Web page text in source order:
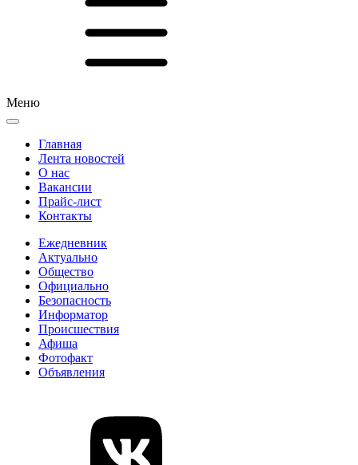
Меню
Главная
Лента новостей
О нас
Вакансии
Прайс-лист
Контакты
Ежедневник
Актуально
Общество
Официально
Безопасность
Информатор
Происшествия
Афиша
Фотофакт
Объявления